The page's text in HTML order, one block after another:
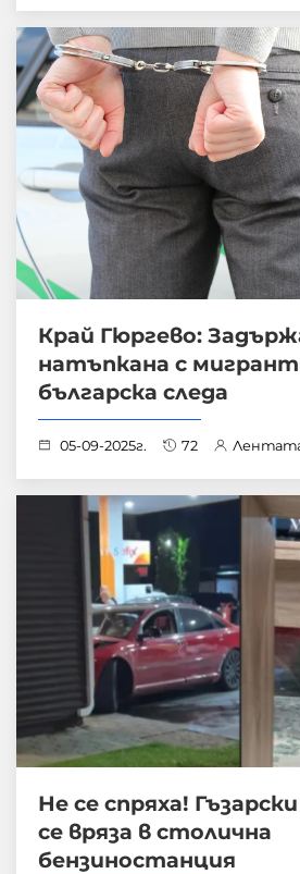
Край Гюргево:
натъпкана с
българска следа
05-09-2025г. 72
Не се спряха!
се вряза в столична
бензиностанция